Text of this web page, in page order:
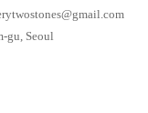
gu, Seoul